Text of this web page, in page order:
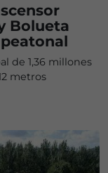
Bolueta
de 1,36 millones
metros